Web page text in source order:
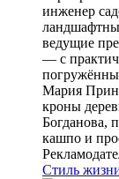
инженер
ведущие
— с
Мария
кроны
Богданова,
кашпо и
Стиль